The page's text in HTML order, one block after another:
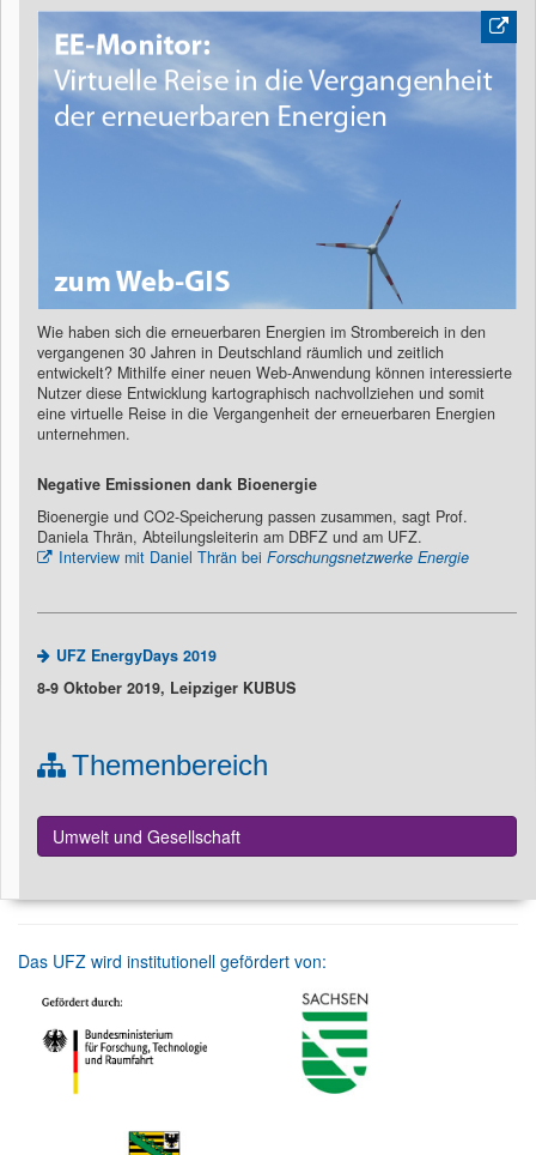
Wie haben sich die erneuerbaren Energien im Strombereich in den
vergangenen 30 Jahren in Deutschland räumlich und zeitlich
entwickelt? Mithilfe einer neuen Web-Anwendung können interessierte
Nutzer diese Entwicklung kartographisch nachvollziehen und somit
eine virtuelle Reise in die Vergangenheit der erneuerbaren Energien
unternehmen.
Negative Emissionen dank Bioenergie
Bioenergie und CO2-​Speicherung passen zusammen, sagt Prof.
Daniela Thrän, Abteilungsleiterin am DBFZ und am UFZ.
Interview mit Daniel Thrän bei Forschungsnetzwerke Energie
UFZ EnergyDays 2019
8-9 Oktober 2019, Leipziger KUBUS
Themenbereich
Umwelt und Gesellschaft
Das UFZ wird institutionell gefördert von: